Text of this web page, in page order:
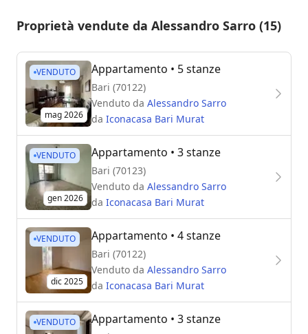
Proprietà vendute da Alessandro Sarro (15)
VENDUTO
mag 2026
Appartamento • 5 stanze
Bari (70122)
Venduto da Alessandro Sarro
da Iconacasa Bari Murat
VENDUTO
gen 2026
Appartamento • 3 stanze
Bari (70123)
Venduto da Alessandro Sarro
da Iconacasa Bari Murat
VENDUTO
dic 2025
Appartamento • 4 stanze
Bari (70122)
Venduto da Alessandro Sarro
da Iconacasa Bari Murat
VENDUTO Appartamento • 3 stanze